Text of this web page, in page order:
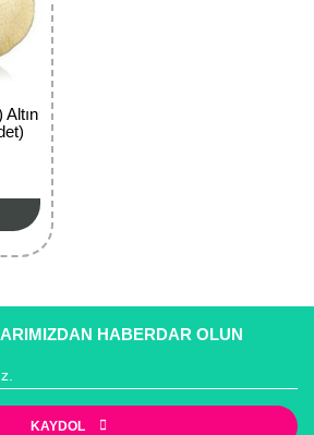
HABERDAR OLUN
KAYDOL